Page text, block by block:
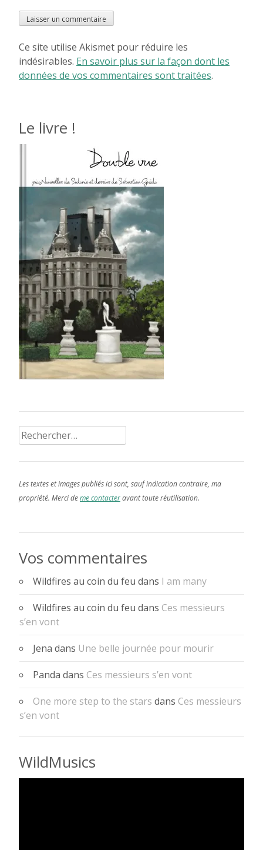
Ce site utilise Akismet pour réduire les
indésirables. En savoir plus sur la façon dont les
données de vos commentaires sont traitées.
Le livre !
Rechercher :
Les textes et images publiés ici sont, sauf indication contraire, ma
propriété. Merci deme contacteravant toute réutilisation.
Vos commentaires
Wildfires au coin du feu dans I am many
Wildfires au coin du feu dans Ces messieurs
s’en vont
Jena dans Une belle journée pour mourir
Panda dans Ces messieurs s’en vont
One more step to the stars dans Ces messieurs
s’en vont
WildMusics